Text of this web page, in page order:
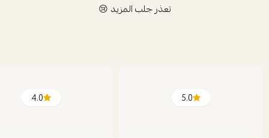
تعذر جلب المزيد 😢
5.0
4.0